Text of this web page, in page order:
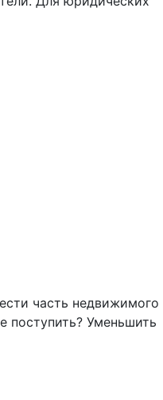
часть недвижимого
поступить? Уменьшить